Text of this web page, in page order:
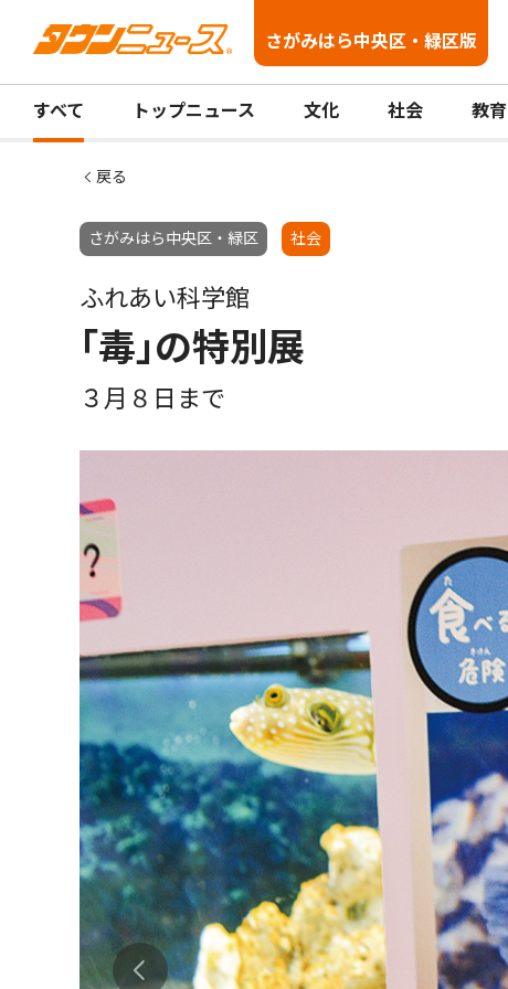
さがみはら中央区・緑区版
すべて トップニュース 文化 社会 教育
戻る
さがみはら中央区・緑区 社会
ふれあい科学館
｢毒｣の特別展
３月８日まで